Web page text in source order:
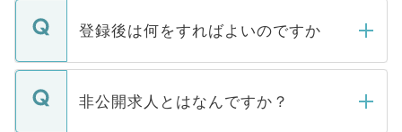
登録後は何をすればよいのですか
ご登録いただきましたら、弊社担当者がご
登録内容を確認し、その後メールもしくは
非公開求人とはなんですか？